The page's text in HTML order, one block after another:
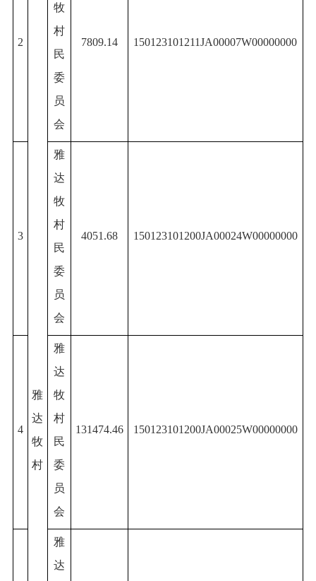
2
雅
达
牧
村
牧
村
民
委
员
会
7809.14 150123101211JA00007W00000000
3
雅
达
牧
村
民
委
员
会
4051.68 150123101200JA00024W00000000
4
雅
达
牧
村
民
委
员
会
131474.46 150123101200JA00025W00000000
雅
达